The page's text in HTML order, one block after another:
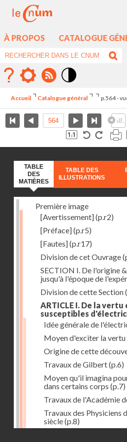
À PROPOS CATALOGUE
élévé
Accueil Catalogue général p.564 -
TABLE
DES
MATIÈRES
TABLE DES
ILLUSTRATIONS
Première image
[Avertissement](p.r2)
[Préface](p.r5)
[Fautes](p.r17)
Division de cet Ouvrage
SECTION I. De l'origine
jusqu'à l'époque de
Division de cette Section
ARTICLE I. De la
susceptibles
Idée générale de
Moyen d'exciter la
Origine de cette
Travaux de Gilbert(p.6)
Moyen qu'il imagina
dans certains corps (p.7)
Travaux de l'Académie
Travaux des Physiciens
siècle(p.8)